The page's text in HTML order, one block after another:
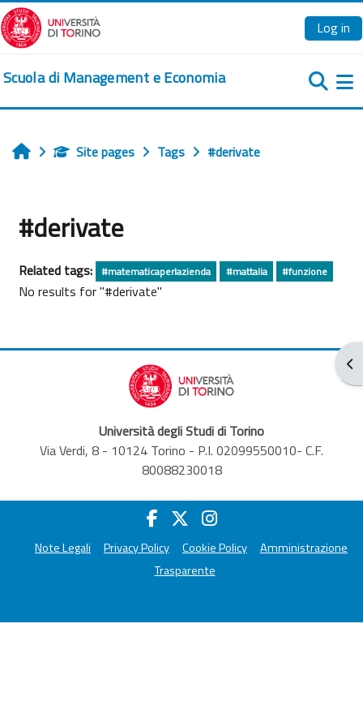
Skip to main content
Log in
Scuola di Management e Economia
HomeSite pages Tags #derivate
#derivate
Related tags: #matematicaperlazienda #mattalia #funzione
No results for "#derivate"
Università degli Studi di Torino
Via Verdi, 8 - 10124 Torino - P.I. 02099550010- C.F.
80088230018
Note Legali Privacy Policy Cookie Policy
Amministrazione
Trasparente